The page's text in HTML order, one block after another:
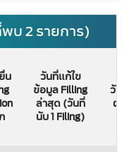
บ 2 รายการ)
น
วันที่แก้ไข
ข้อมูล Filling
ล่าสุด (วันที่
นับ 1 Filing)
วั
ผ